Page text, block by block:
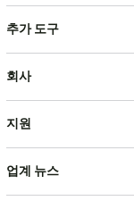
추가 도구
회사
지원
업계 뉴스